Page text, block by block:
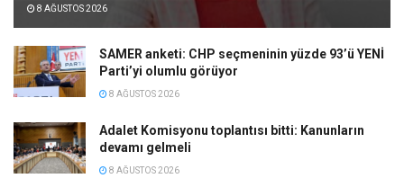
8 AĞUSTOS 2026
SAMER anketi: CHP seçmeninin yüzde 93’ü YENİ
Parti’yi olumlu görüyor
8 AĞUSTOS 2026
Adalet Komisyonu toplantısı bitti: Kanunların
devamı gelmeli
8 AĞUSTOS 2026